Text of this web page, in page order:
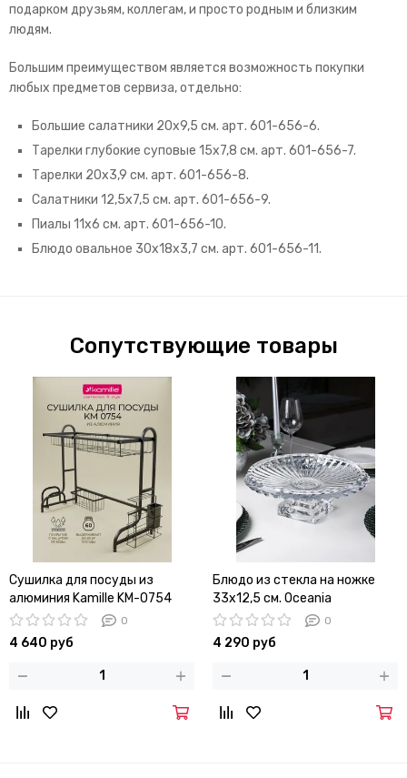
подарком друзьям, коллегам, и просто родным и близким
людям.
Большим преимуществом является возможность покупки
любых предметов сервиза, отдельно:
Большие салатники 20х9,5 см. арт. 601-656-6.
Тарелки глубокие суповые 15х7,8 см. арт. 601-656-7.
Тарелки 20х3,9 см. арт. 601-656-8.
Салатники 12,5х7,5 см. арт. 601-656-9.
Пиалы 11х6 см. арт. 601-656-10.
Блюдо овальное 30х18х3,7 см. арт. 601-656-11.
Сопутствующие товары
Сушилка для посуды из
алюминия Kamille KM-0754
установка над мойкой
0
4 640 руб
Блюдо из стекла на ножке
33х12,5 см. Oceania
0
4 290 руб